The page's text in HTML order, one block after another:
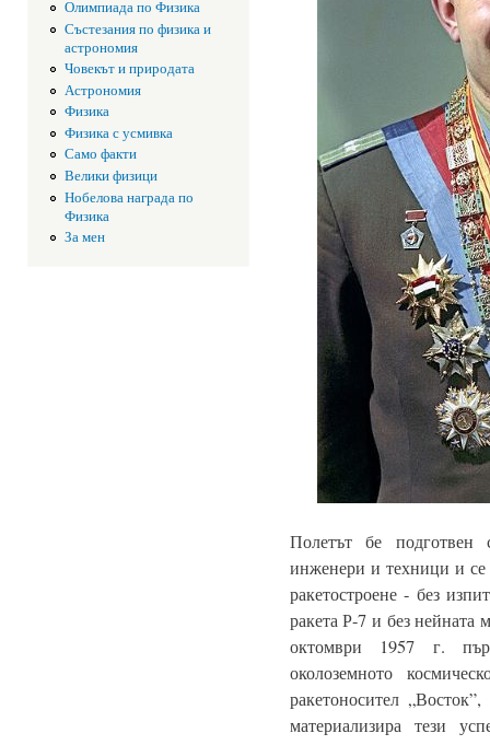
Олимпиада по Физика
Състезания по физика и
астрономия
Човекът и природата
Астрономия
Физика
Физика с усмивка
Само факти
Велики физици
Нобелова награда по
Физика
За мен
Полетът бе
инженери и техници и се
ракетостроене - без
ракета Р-7 и без нейната
октомври 1957 г.
околоземното
ракетоносител
материализира тези